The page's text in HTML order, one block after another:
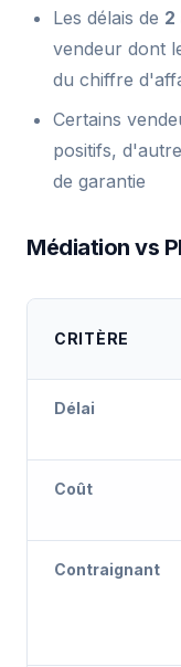
Les délais de 2
vendeur dont
du chiffre
Certains
positifs,
de garantie
Médiation vs
CRITÈRE
Délai
Coût
Contraignant